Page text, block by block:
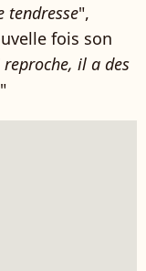
tendresse",
fois son
il a des
"